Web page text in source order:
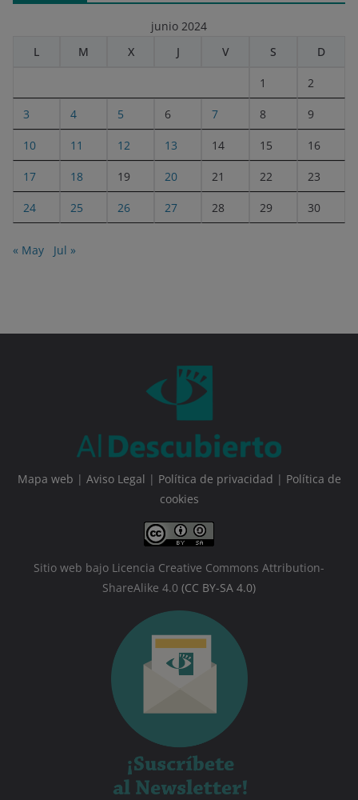
junio 2024
L
M X J V S D
1 2
3 4 5 6 7 8 9
10 11 12 13 14 15 16
17 18 19 20 21 22 23
24 25 26 27 28 29 30
« May Jul »
Mapa web | Aviso Legal | Política de privacidad | Política de
cookies
Sitio web bajo Licencia Creative Commons Attribution-
ShareAlike 4.0 (CC BY-SA 4.0)